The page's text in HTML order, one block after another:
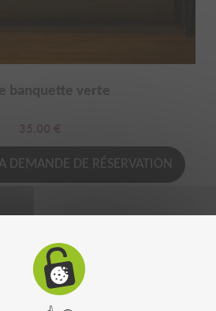
banquette verte
35.00 €
DEMANDE DE RÉSERVATION